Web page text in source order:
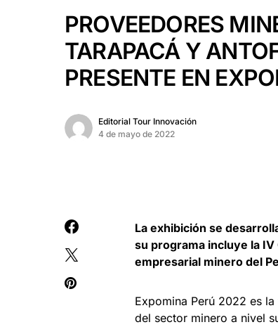
PROVEEDORES
TARAPACÁ Y
PRESENTE EN
Editorial Tour Innovación
4 de mayo de 2022
La exhibición se
su programa incluye la
empresarial minero del
Expomina Perú 2022 es
del sector minero a nivel